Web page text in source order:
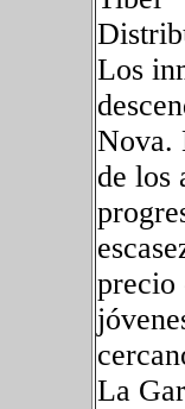
Los
Nova.
de los
precio
La